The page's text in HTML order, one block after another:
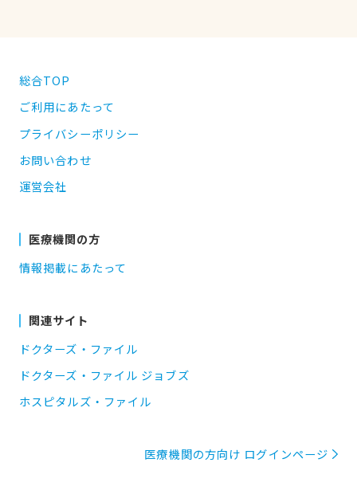
総合TOP
ご利用にあたって
プライバシーポリシー
お問い合わせ
運営会社
医療機関の方
情報掲載にあたって
関連サイト
ドクターズ・ファイル
ドクターズ・ファイル ジョブズ
ホスピタルズ・ファイル
医療機関の方向け ログインページ